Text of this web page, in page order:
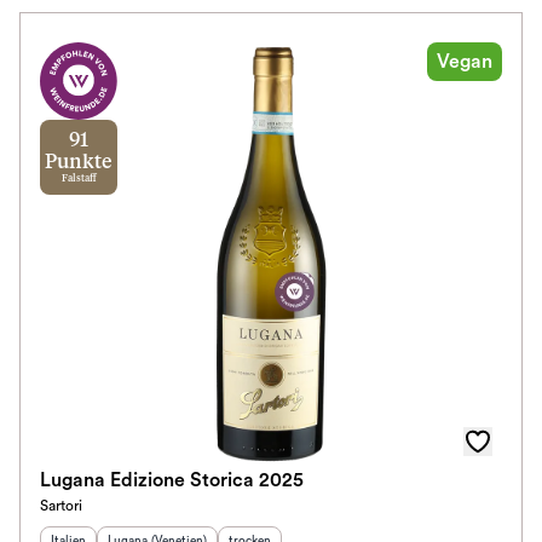
91
Punkte
Falstaff
Vegan
Lugana Edizione Storica 2025
Sartori
Herkunftsland:
Herkunftsregion: Geschmack